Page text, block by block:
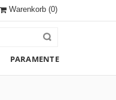
Warenkorb (0)
PARAMENTE